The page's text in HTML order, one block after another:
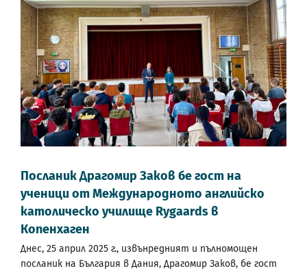
Посланик Драгомир Заков бе гост на
ученици от Международното английско
католическо училище Rygaards в
Копенхаген
Днес, 25 април 2025 г., извънредният и пълномощен
посланик на България в Дания, Драгомир Заков, бе гост